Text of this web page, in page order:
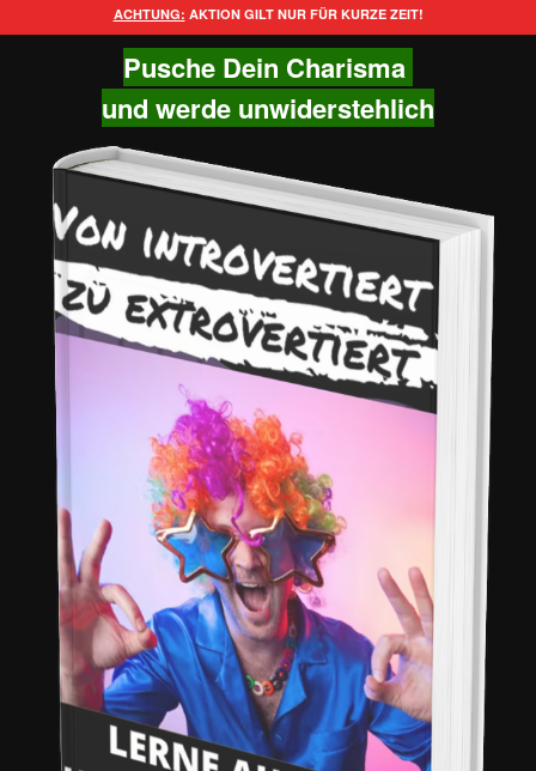
ACHTUNG: AKTION GILT NUR FÜR KURZE ZEIT!
Pusche Dein Charisma
und werde unwiderstehlich